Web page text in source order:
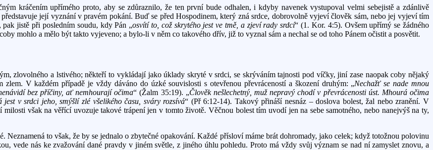
kráčením upřímého proto, aby se zdůraznilo, že ten první bude odhalen, i kdyby navenek vystupoval velmi sebejistě a zdánlivě
její vyznání v pravém pokání. Buď se před Hospodinem, který zná srdce, dobrovolně vyjeví člověk sám, nebo jej vyjeví tím
jistě při posledním soudu, kdy Pán „osvítí to, což skrytého jest ve tmě, a zjeví rady srdcí“ (1. Kor. 4:5). Ovšem upřímý se žádného
mohlo a mělo být takto vyjeveno; a bylo-li v něm co takového dřív, již to vyznal sám a nechal se od toho Pánem očistit a posvětit.
zlovolného a lstivého; někteří to vykládají jako úklady skryté v srdci, se skrýváním tajnosti pod víčky, jiní zase naopak coby nějaký
V každém případě je vždy dáváno do úzké souvislosti s otevřenou převráceností a škození druhým: „Nechažť se nade mnou
bez příčiny, ať nemhourají očima“ (Žalm 35:19). „Člověk nešlechetný, muž nepravý chodí v převrácenosti úst. Mhourá očima
v srdci jeho, smýšlí zlé všelikého času, sváry rozsívá“ (Př 6:12-14). Takový přináší nesnáz – doslova bolest, žal nebo zranění. V
však na věřící uvozuje takové trápení jen v tomto životě. Věčnou bolest tím uvodí jen na sebe samotného, nebo nanejvýš na ty,
to však, že by se jednalo o zbytečné opakování. Každé přísloví máme brát dohromady, jako celek; když totožnou polovinu
vede nás ke zvažování dané pravdy v jiném světle, z jiného úhlu pohledu. Proto má vždy svůj význam se nad ní zamyslet znovu, a